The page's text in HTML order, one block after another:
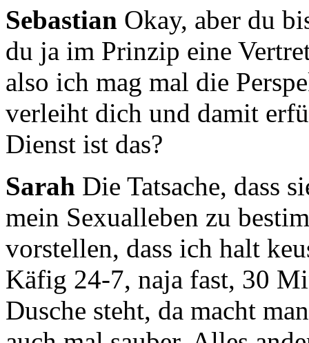
Sebastian Okay, aber du
du ja im Prinzip eine
also ich mag mal die
verleiht dich und damit
Dienst ist das?
Sarah Die Tatsache, dass
mein Sexualleben zu
vorstellen, dass ich halt
Käfig 24-7, naja fast, 30
Dusche steht, da macht